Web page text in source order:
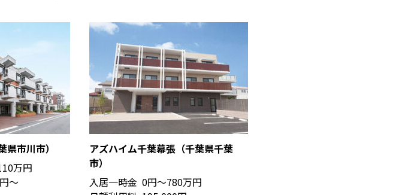
市川市）
万円
〜
アズハイム千葉幕張（千葉県千葉
市）
入居一時金 0円〜780万円